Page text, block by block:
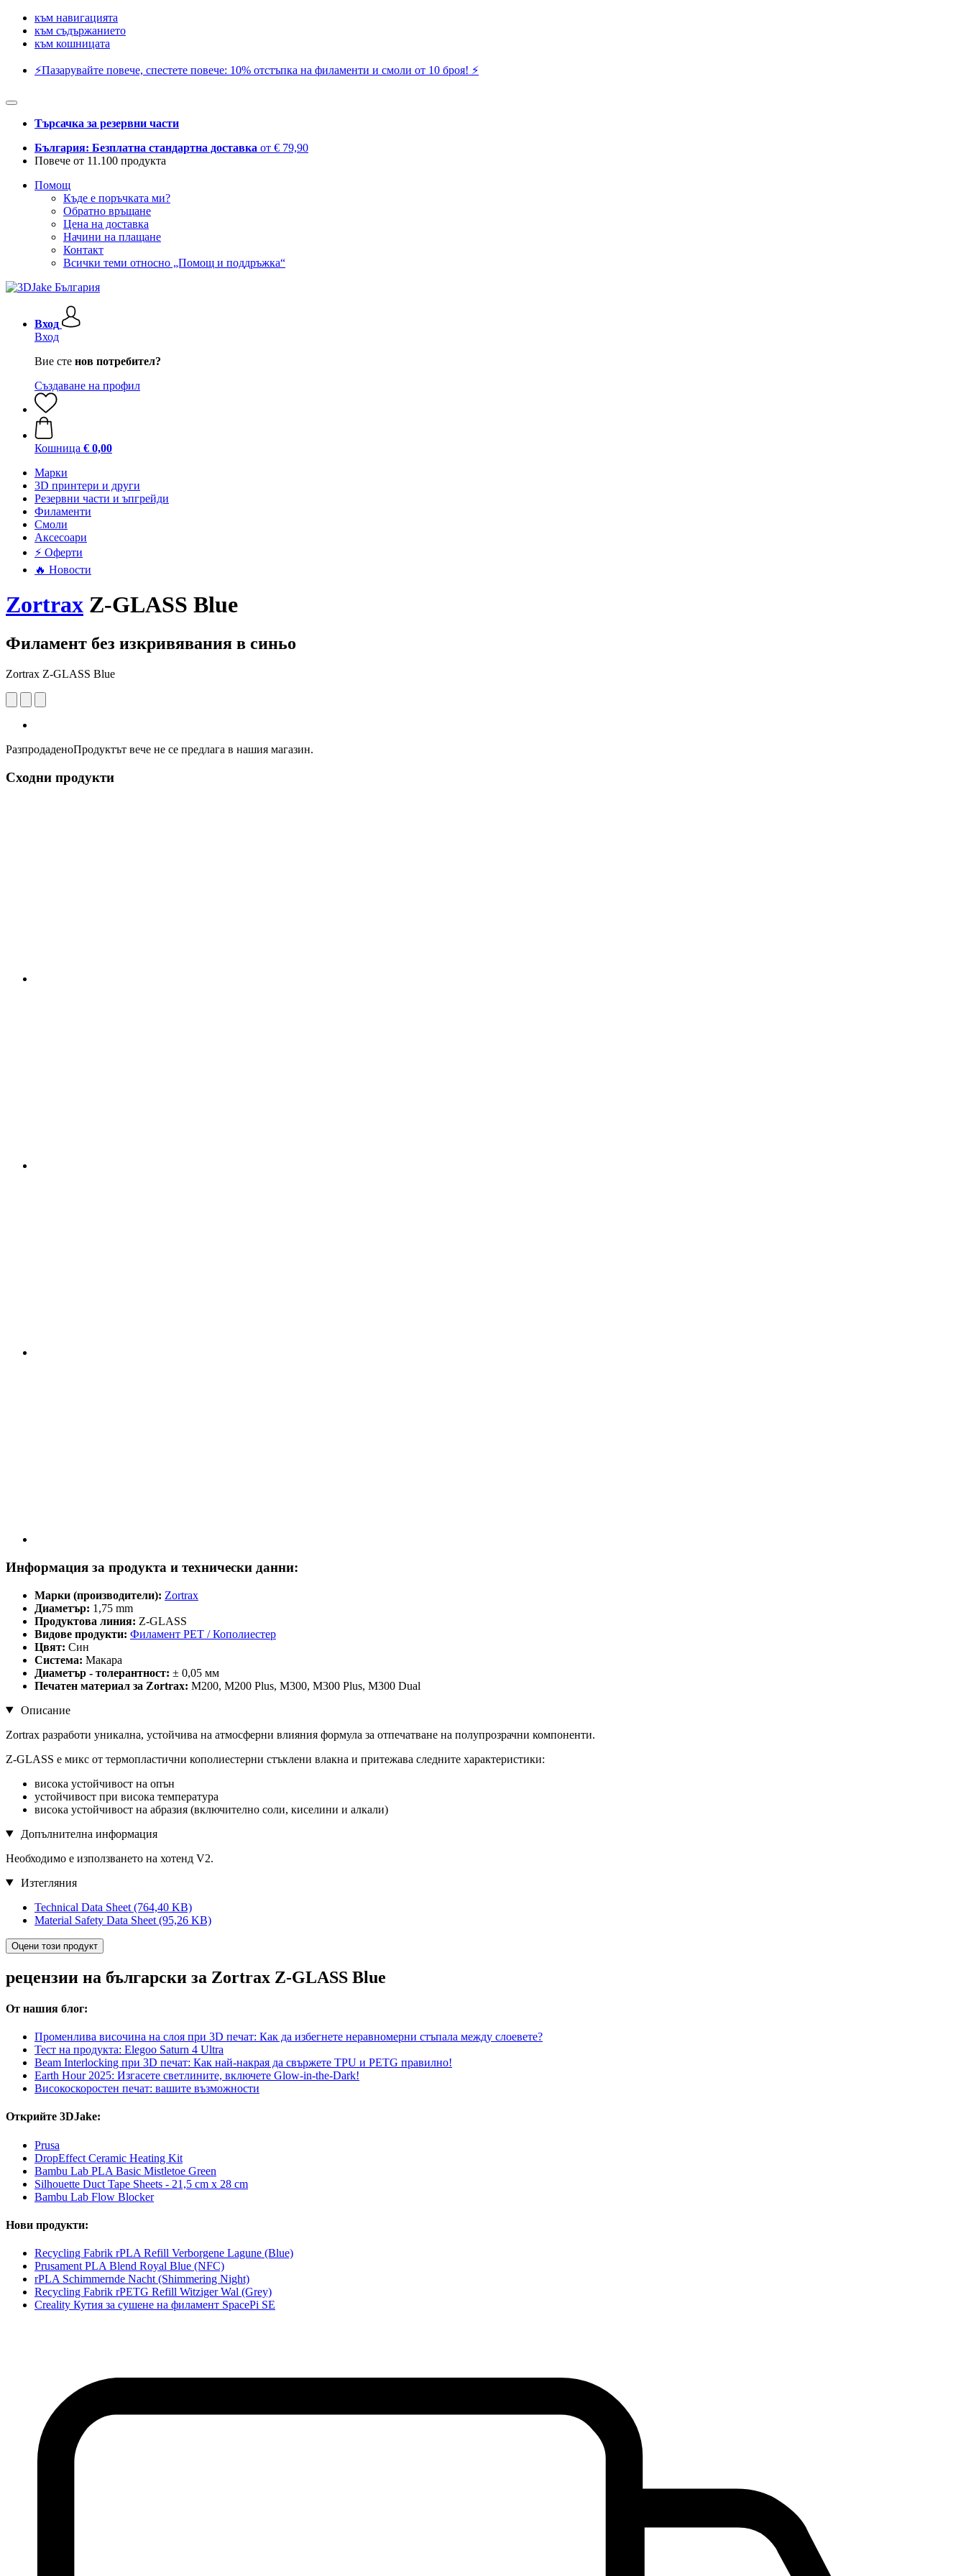
към навигацията
към съдържанието
към кошницата
⚡️Пазарувайте повече, спестете повече: 10% отстъпка на филаменти и смоли от 10 броя! ⚡️
Търсачка за резервни части
България: Безплатна стандартна доставка от € 79,90
Повече от 11.100 продукта
Помощ
Къде е поръчката ми?
Обратно връщане
Цена на доставка
Начини на плащане
Контакт
Всички теми относно „Помощ и поддръжка“
Вход
Вход
Вие сте нов потребител?
Създаване на профил
Кошница € 0,00
Mарки
3D принтери и други
Резервни части и ъпгрейди
Филаменти
Смоли
Аксесоари
⚡ Оферти
🔥 Новости
Zortrax Z-GLASS Blue
Филамент без изкривявания в синьо
Zortrax Z-GLASS Blue
РазпродаденоПродуктът вече не се предлага в нашия магазин.
Сходни продукти
Информация за продукта и технически данни:
Марки (производители): Zortrax
Диаметър: 1,75 mm
Продуктова линия: Z-GLASS
Видове продукти: Филамент PET / Кополиестер
Цвят: Син
Система: Макара
Диаметър - толерантност: ± 0,05 мм
Печатен материал за Zortrax: M200, M200 Plus, M300, M300 Plus, M300 Dual
Описание
Zortrax разработи уникална, устойчива на атмосферни влияния формула за отпечатване на полупрозрачни компоненти.
Z-GLASS е микс от термопластични кополиестерни стъклени влакна и притежава следните характеристики:
висока устойчивост на опън
устойчивост при висока температура
висока устойчивост на абразия (включително соли, киселини и алкали)
Допълнителна информация
Необходимо е използването на хотенд V2.
Изтегляния
Technical Data Sheet (764,40 KB)
Material Safety Data Sheet (95,26 KB)
Оцени този продукт
рецензии на български за Zortrax Z-GLASS Blue
От нашия блог:
Променлива височина на слоя при 3D печат: Как да избегнете неравномерни стъпала между слоевете?
Тест на продукта: Elegoo Saturn 4 Ultra
Beam Interlocking при 3D печат: Как най-накрая да свържете TPU и PETG правилно!
Earth Hour 2025: Изгасете светлините, включете Glow-in-the-Dark!
Високоскоростен печат: вашите възможности
Открийте 3DJake:
Prusa
DropEffect Ceramic Heating Kit
Bambu Lab PLA Basic Mistletoe Green
Silhouette Duct Tape Sheets - 21,5 cm x 28 cm
Bambu Lab Flow Blocker
Нови продукти:
Recycling Fabrik rPLA Refill Verborgene Lagune (Blue)
Prusament PLA Blend Royal Blue (NFC)
rPLA Schimmernde Nacht (Shimmering Night)
Recycling Fabrik rPETG Refill Witziger Wal (Grey)
Creality Кутия за сушене на филамент SpacePi SE